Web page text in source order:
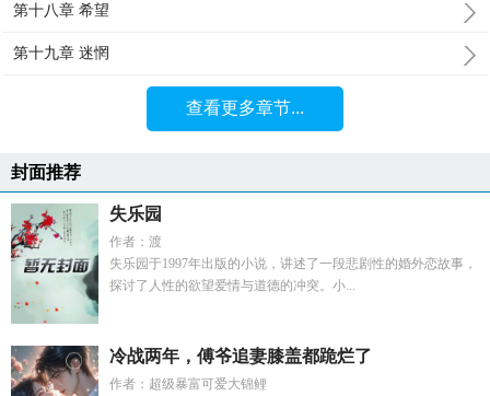
第十八章 希望
第十九章 迷惘
查看更多章节...
封面推荐
失乐园
作者：渡
失乐园于1997年出版的小说，讲述了一段悲剧性的婚外恋故事，
探讨了人性的欲望爱情与道德的冲突。小...
冷战两年，傅爷追妻膝盖都跪烂了
作者：超级暴富可爱大锦鲤